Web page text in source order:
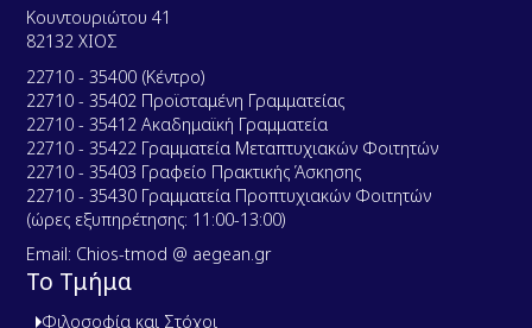
Κουντουριώτου 41
82132 ΧΙΟΣ
22710 - 35400 (Κέντρο)
22710 - 35402 Προϊσταμένη Γραμματείας
22710 - 35412 Ακαδημαϊκή Γραμματεία
22710 - 35422 Γραμματεία Μεταπτυχιακών Φοιτητών
22710 - 35403 Γραφείο Πρακτικής Άσκησης
22710 - 35430 Γραμματεία Προπτυχιακών Φοιτητών
(ώρες εξυπηρέτησης: 11:00-13:00)
Email: Chios-tmod @ aegean.gr
Το Τμήμα
Φιλοσοφία και Στόχοι